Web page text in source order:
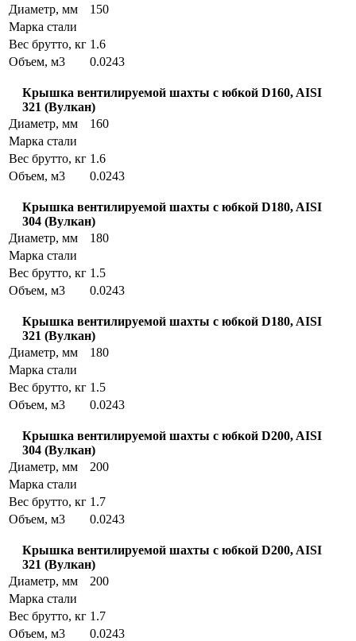
Диаметр, мм
150
Марка стали
Вес брутто, кг 1.6
Объем, м3
0.0243
Крышка вентилируемой шахты с юбкой D160, AISI
321 (Вулкан)
Диаметр, мм
160
Марка стали
Вес брутто, кг 1.6
Объем, м3
0.0243
Крышка вентилируемой шахты с юбкой D180, AISI
304 (Вулкан)
Диаметр, мм
180
Марка стали
Вес брутто, кг 1.5
Объем, м3
0.0243
Крышка вентилируемой шахты с юбкой D180, AISI
321 (Вулкан)
Диаметр, мм
180
Марка стали
Вес брутто, кг 1.5
Объем, м3
0.0243
Крышка вентилируемой шахты с юбкой D200, AISI
304 (Вулкан)
Диаметр, мм
200
Марка стали
Вес брутто, кг 1.7
Объем, м3
0.0243
Крышка вентилируемой шахты с юбкой D200, AISI
321 (Вулкан)
Диаметр, мм
200
Марка стали
Вес брутто, кг 1.7
Объем, м3
0.0243